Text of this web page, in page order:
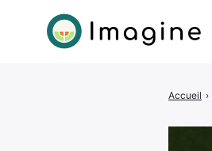
Accueil ›